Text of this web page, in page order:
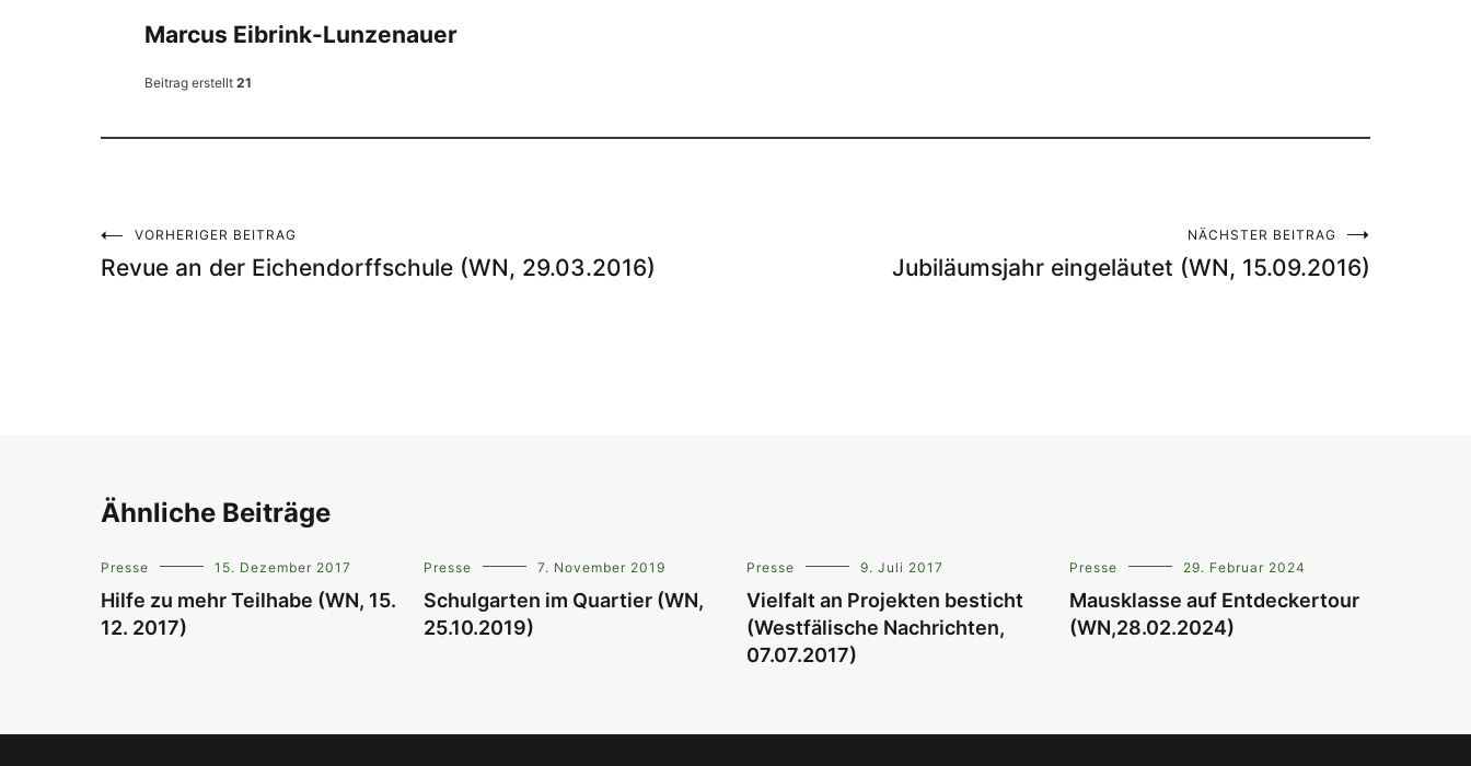
Marcus Eibrink-Lunzenauer
Beitrag erstellt 21
Beitragsnavigation
VORHERIGER BEITRAG
Revue an der Eichendorffschule (WN, 29.03.2016)
NÄCHSTER BEITRAG
Jubiläumsjahr eingeläutet (WN, 15.09.2016)
Ähnliche Beiträge
Presse 15. Dezember 2017
Hilfe zu mehr Teilhabe (WN, 15.
12. 2017)
Presse 7. November 2019
Schulgarten im Quartier (WN,
25.10.2019)
Presse 9. Juli 2017
Vielfalt an Projekten besticht
(Westfälische Nachrichten,
07.07.2017)
Presse 29. Februar 2024
Mausklasse auf Entdeckertour
(WN,28.02.2024)